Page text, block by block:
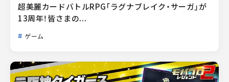
超美麗カードバトルRPG「ラグナブレイク・サーガ」が
13周年！皆さまの...
ゲーム